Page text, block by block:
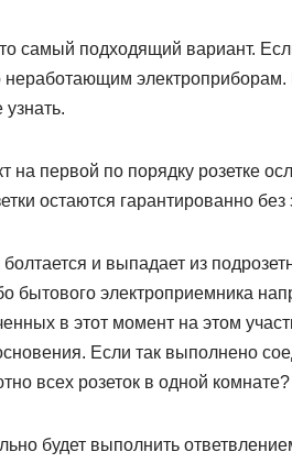
подходящий вариант.
электроприборам.
на первой по порядку розетке
остаются гарантированно без
и выпадает из
бытового электроприемника
в этот момент на этом
Если так выполнено
всех розеток в одной
будет выполнить